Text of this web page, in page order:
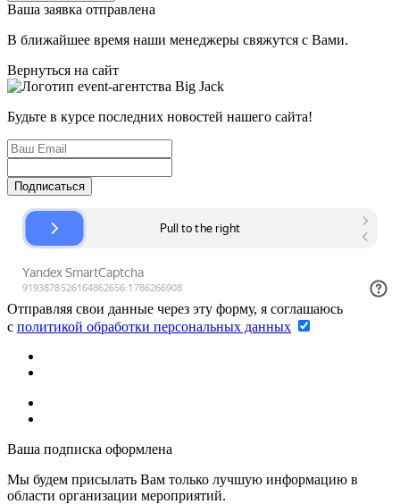
Ваша заявка отправлена
В ближайшее время наши менеджеры свяжутся с Вами.
Вернуться на сайт
Будьте в курсе последних новостей нашего сайта!
Подписаться
Отправляя свои данные через эту форму, я соглашаюсь
с политикой обработки персональных данных
Ваша подписка оформлена
Мы будем присылать Вам только лучшую информацию в
области организации мероприятий.